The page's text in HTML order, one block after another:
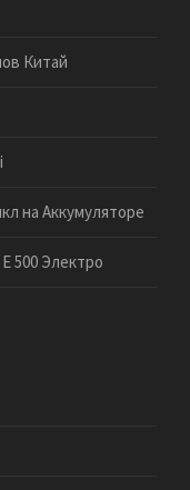
Китай
на Аккумуляторе
500 Электро